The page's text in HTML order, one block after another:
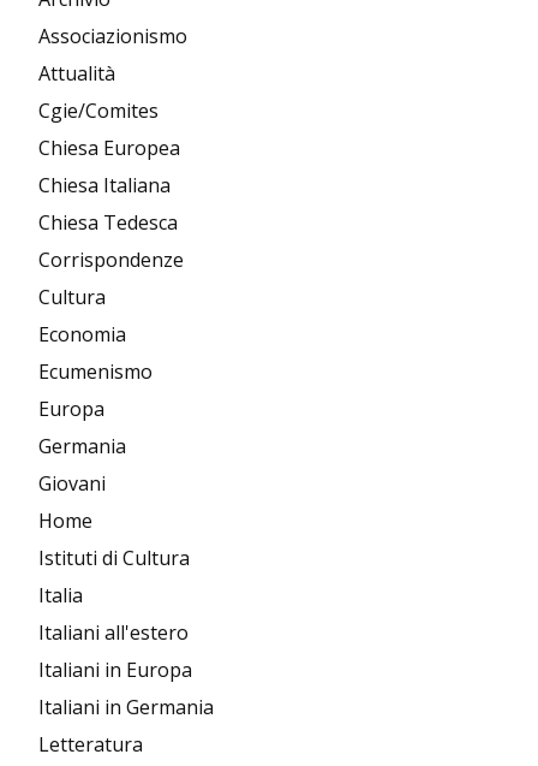
Associazionismo
Attualità
Cgie/Comites
Chiesa Europea
Chiesa Italiana
Chiesa Tedesca
Corrispondenze
Cultura
Economia
Ecumenismo
Europa
Germania
Giovani
Home
Istituti di Cultura
Italia
Italiani all'estero
Italiani in Europa
Italiani in Germania
Letteratura